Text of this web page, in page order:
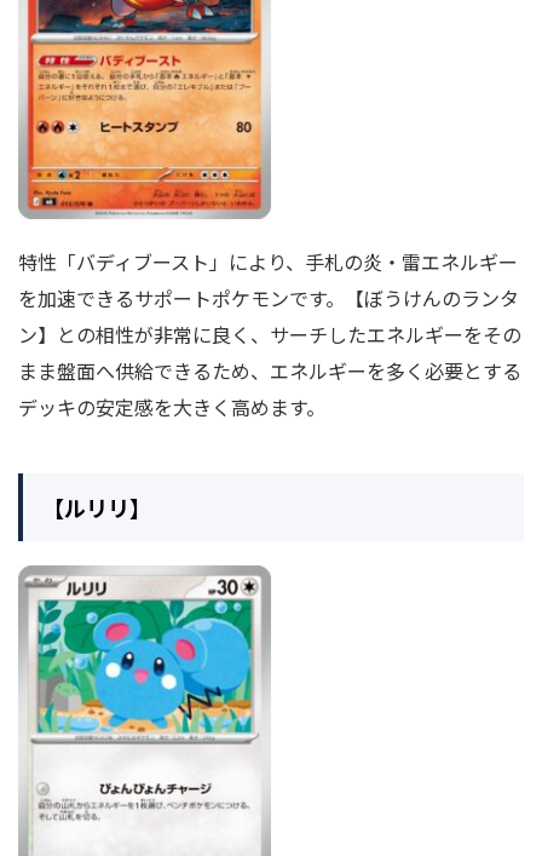
特性「バディブースト」により、手札の炎・雷エネルギー
を加速できるサポートポケモンです。【ぼうけんのランタ
ン】との相性が非常に良く、サーチしたエネルギーをその
まま盤面へ供給できるため、エネルギーを多く必要とする
デッキの安定感を大きく高めます。
【ルリリ】